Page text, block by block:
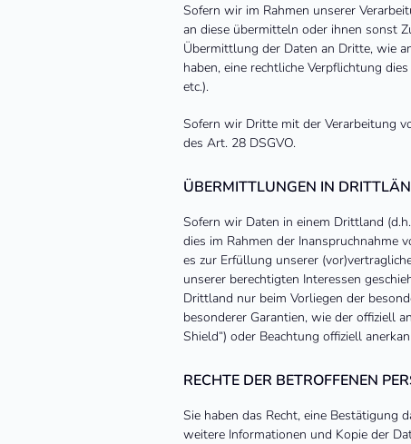
Sofern wir im Rahmen unserer
an diese übermitteln oder ihnen sonst
Übermittlung der Daten an Dritte, wie
haben, eine rechtliche Verpflichtung
etc.).
Sofern wir Dritte mit der Verarbeitung
des Art. 28 DSGVO.
ÜBERMITTLUNGEN IN
Sofern wir Daten in einem Drittland
dies im Rahmen der Inanspruchnahme
es zur Erfüllung unserer
unserer berechtigten Interessen
Drittland nur beim Vorliegen der
besonderer Garantien, wie der offiziell
Shield“) oder Beachtung offiziell
RECHTE DER BETROFFENEN
Sie haben das Recht, eine Bestätigung
weitere Informationen und Kopie der